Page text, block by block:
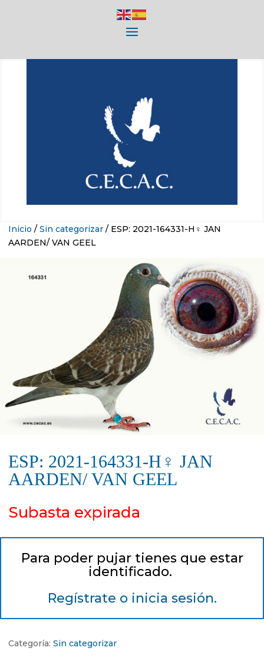
Inicio / Sin categorizar / ESP: 2021-164331-H♀ JAN
AARDEN/ VAN GEEL
ESP: 2021-164331-H♀ JAN
AARDEN/ VAN GEEL
Subasta expirada
Para poder pujar tienes que estar
identificado.
Regístrate o inicia sesión.
Categoría: Sin categorizar